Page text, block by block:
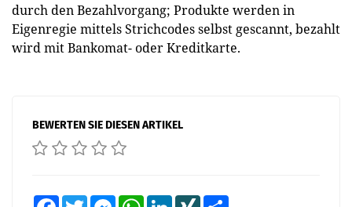
durch den Bezahlvorgang; Produkte werden in
Eigenregie mittels Strichcodes selbst gescannt, bezahlt
wird mit Bankomat- oder Kreditkarte.
BEWERTEN SIE DIESEN ARTIKEL
FacebookTwitter MessengerWhatsAppLinkedInXING